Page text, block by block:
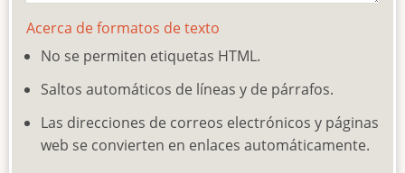
Acerca de formatos de texto
No se permiten etiquetas HTML.
Saltos automáticos de líneas y de párrafos.
Las direcciones de correos electrónicos y páginas
web se convierten en enlaces automáticamente.